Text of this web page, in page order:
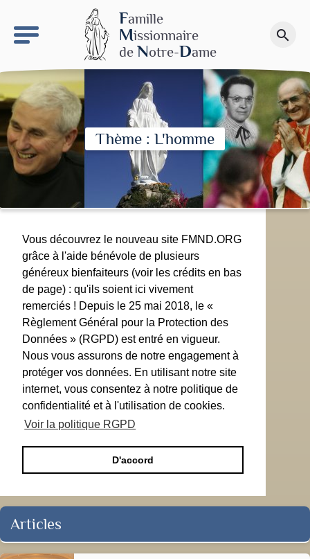
Famille
Missionnaire
de Notre-Dame
search
Faire un don
Thème : L'homme
Vous découvrez le nouveau site FMND.ORG
grâce à l'aide bénévole de plusieurs
généreux bienfaiteurs (voir les crédits en bas
de page) : qu'ils soient ici vivement
remerciés ! Depuis le 25 mai 2018, le «
Règlement Général pour la Protection des
Données » (RGPD) est entré en vigueur.
Nous vous assurons de notre engagement à
protéger vos données. En utilisant notre site
internet, vous consentez à notre politique de
confidentialité et à l'utilisation de cookies.
Voir la politique RGPD
D'accord
Articles